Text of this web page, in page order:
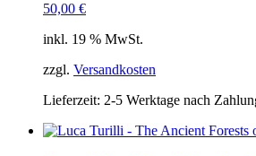
50,00 €
inkl. 19 % MwSt.
zzgl. Versandkosten
Lieferzeit: 2-5 Werktage nach